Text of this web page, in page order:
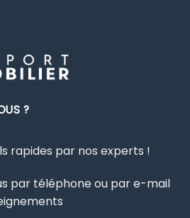
?
rapides par nos experts !
par téléphone ou par e-mail